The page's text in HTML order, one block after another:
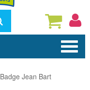
Rechercher
Badge Jean Bart